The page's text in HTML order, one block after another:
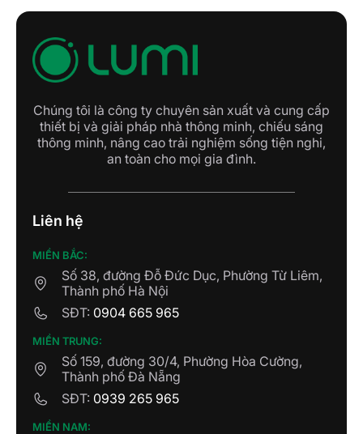
Chúng tôi là công ty chuyên sản xuất và cung cấp
thiết bị và giải pháp nhà thông minh, chiếu sáng
thông minh, nâng cao trải nghiệm sống tiện nghi,
an toàn cho mọi gia đình.
Liên hệ
MIỀN BẮC:
Số 38, đường Đỗ Đức Dục, Phường Từ Liêm,
Thành phố Hà Nội
SĐT: 0904 665 965
MIỀN TRUNG:
Số 159, đường 30/4, Phường Hòa Cường,
Thành phố Đà Nẵng
SĐT: 0939 265 965
MIỀN NAM: